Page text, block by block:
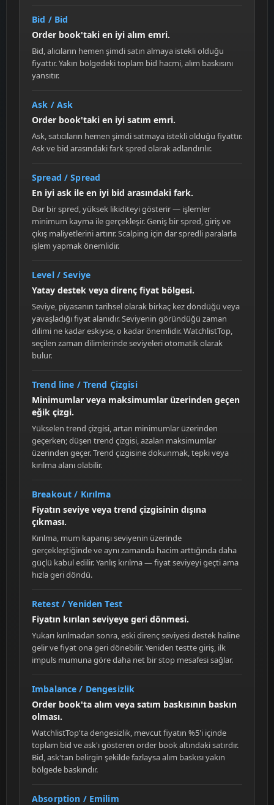
Bid / Bid
Order book'taki en iyi alım emri.
Bid, alıcıların hemen şimdi satın almaya istekli olduğu
fiyattır. Yakın bölgedeki toplam bid hacmi, alım baskısını
yansıtır.
Ask / Ask
Order book'taki en iyi satım emri.
Ask, satıcıların hemen şimdi satmaya istekli olduğu fiyattır.
Ask ve bid arasındaki fark spred olarak adlandırılır.
Spread / Spread
En iyi ask ile en iyi bid arasındaki fark.
Dar bir spred, yüksek likiditeyi gösterir — işlemler
minimum kayma ile gerçekleşir. Geniş bir spred, giriş ve
çıkış maliyetlerini artırır. Scalping için dar spredli paralarla
işlem yapmak önemlidir.
Level / Seviye
Yatay destek veya direnç fiyat bölgesi.
Seviye, piyasanın tarihsel olarak birkaç kez döndüğü veya
yavaşladığı fiyat alanıdır. Seviyenin göründüğü zaman
dilimi ne kadar eskiyse, o kadar önemlidir. WatchlistTop,
seçilen zaman dilimlerinde seviyeleri otomatik olarak
bulur.
Trend line / Trend Çizgisi
Minimumlar veya maksimumlar üzerinden geçen
eğik çizgi.
Yükselen trend çizgisi, artan minimumlar üzerinden
geçerken; düşen trend çizgisi, azalan maksimumlar
üzerinden geçer. Trend çizgisine dokunmak, tepki veya
kırılma alanı olabilir.
Breakout / Kırılma
Fiyatın seviye veya trend çizgisinin dışına
çıkması.
Kırılma, mum kapanışı seviyenin üzerinde
gerçekleştiğinde ve aynı zamanda hacim arttığında daha
güçlü kabul edilir. Yanlış kırılma — fiyat seviyeyi geçti ama
hızla geri döndü.
Retest / Yeniden Test
Fiyatın kırılan seviyeye geri dönmesi.
Yukarı kırılmadan sonra, eski direnç seviyesi destek haline
gelir ve fiyat ona geri dönebilir. Yeniden testte giriş, ilk
impuls mumuna göre daha net bir stop mesafesi sağlar.
Imbalance / Dengesizlik
Order book'ta alım veya satım baskısının baskın
olması.
WatchlistTop'ta dengesizlik, mevcut fiyatın %5'i içinde
toplam bid ve ask'ı gösteren order book altındaki satırdır.
Bid, ask'tan belirgin şekilde fazlaysa alım baskısı yakın
bölgede baskındır.
Absorption / Emilim